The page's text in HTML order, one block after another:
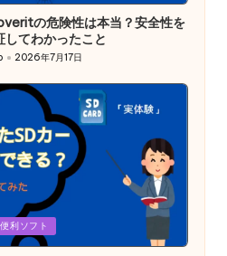
の危険性は本当？安全性を
してわかったこと
2026年7月17日
便利ソフト